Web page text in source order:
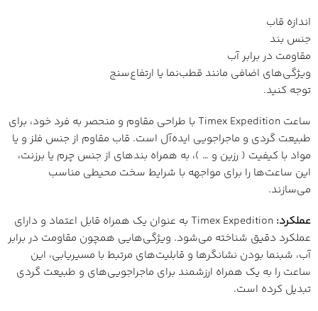
اندازه قاب
جنس بند
مقاومت در برابر آب
ویژگی‌های اضافی مانند قطب‌نما یا ارتفاع‌سنج
توجه کنید.
ساعت Timex Expedition با طراحی مقاوم و منحصر به فرد خود، برای
طبیعت گردی و ماجراجویی ایده‌آل است. قاب مقاوم از جنس فلز و یا
مواد با کیفیت ( رزین و … )، به همراه بند‌های از جنس چرم یا برزنت،
این ساعت‌ها را برای مواجهه با شرایط سخت محیطی مناسب
می‌سازند.
عملکرد:
Timex Expedition به عنوان یک همراه قابل اعتماد و دارای
عملکرد دقیق شناخته می‌شود. ویژگی‌هایی همچون مقاومت در برابر
آب، شبنما بودن نشانگرها و قابلیت‌های مرتبط با مسیریابی، این
ساعت را به یک همراه ارزشمند برای ماجراجویی‌های و طبیعت گردی
تبدیل کرده است.